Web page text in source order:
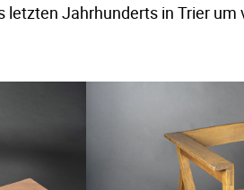
letzten Jahrhunderts in Trier